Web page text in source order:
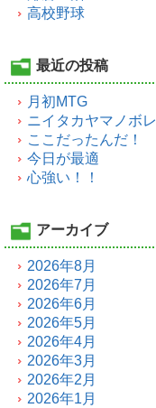
高校野球
最近の投稿
月初MTG
ニイタカヤマノボレ
ここだったんだ！
今日が最適
心強い！！
アーカイブ
2026年8月
2026年7月
2026年6月
2026年5月
2026年4月
2026年3月
2026年2月
2026年1月